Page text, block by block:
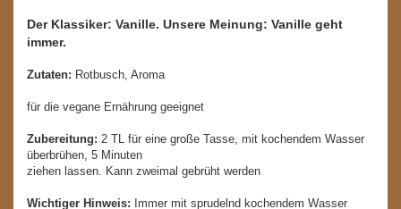
Der Klassiker: Vanille. Unsere Meinung: Vanille geht
immer.
Zutaten: Rotbusch, Aroma
für die vegane Ernährung geeignet
Zubereitung: 2 TL für eine große Tasse, mit kochendem Wasser
überbrühen, 5 Minuten
ziehen lassen. Kann zweimal gebrüht werden
Wichtiger Hinweis: Immer mit sprudelnd kochendem Wasser